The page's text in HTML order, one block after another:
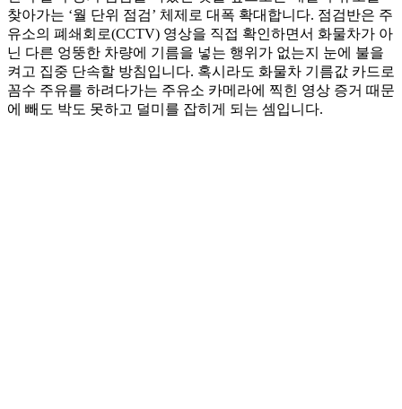
찾아가는 ‘월 단위 점검’ 체제로 대폭 확대합니다. 점검반은 주
유소의 폐쇄회로(CCTV) 영상을 직접 확인하면서 화물차가 아
닌 다른 엉뚱한 차량에 기름을 넣는 행위가 없는지 눈에 불을
켜고 집중 단속할 방침입니다. 혹시라도 화물차 기름값 카드로
꼼수 주유를 하려다가는 주유소 카메라에 찍힌 영상 증거 때문
에 빼도 박도 못하고 덜미를 잡히게 되는 셈입니다.